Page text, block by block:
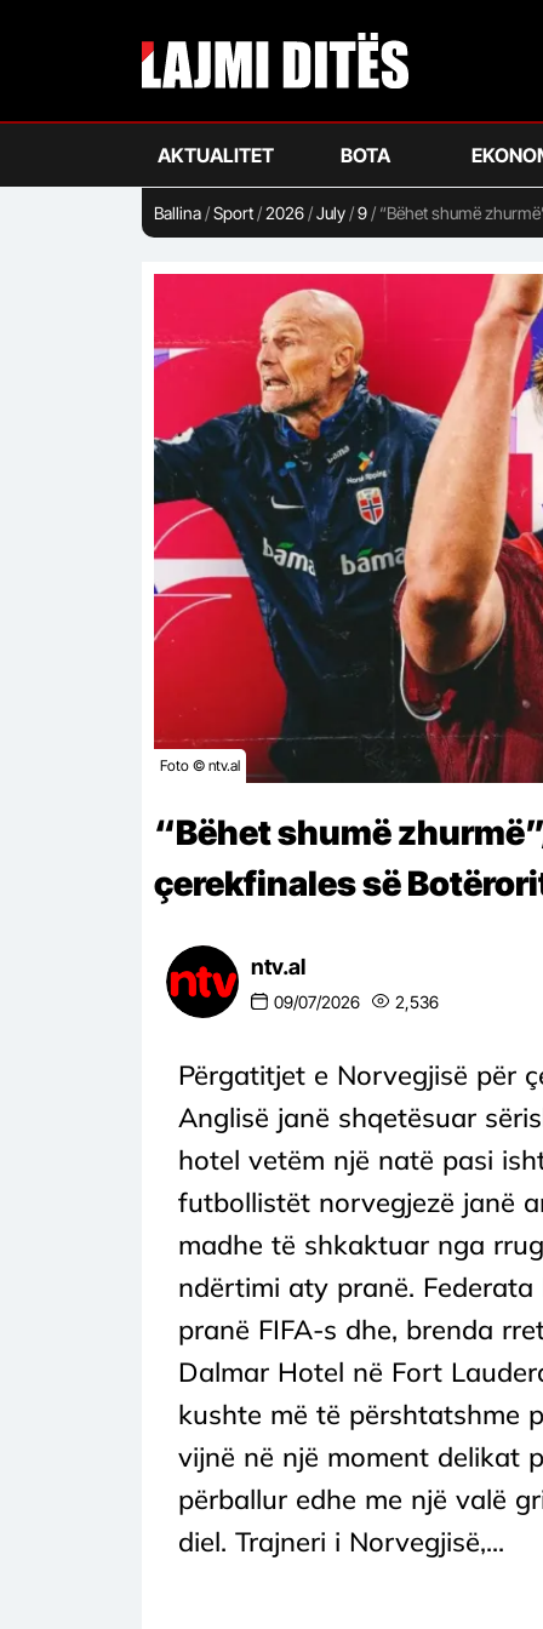
AKTUALITET BOTA
Ballina/Sport/2026/July/9/ “Bëhet shumë
Foto © ntv.al
“Bëhet shumë
çerekfinales së
ntv.al
09/07/2026 2,536
Përgatitjet e Norvegjisë për
Anglisë janë shqetësuar
hotel vetëm një natë pasi
futbollistët norvegjezë janë
madhe të shkaktuar nga
ndërtimi aty pranë.
pranë FIFA-s dhe, brenda
Dalmar Hotel në Fort
kushte më të përshtatshme
vijnë në një moment delikat
përballur edhe me një valë
diel. Trajneri i Norvegjisë,...